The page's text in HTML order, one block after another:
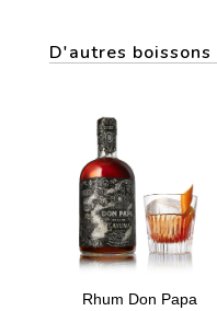
D'autres boissons
Rhum Don Papa